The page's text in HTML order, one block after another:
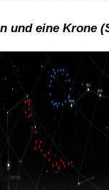
und eine Krone